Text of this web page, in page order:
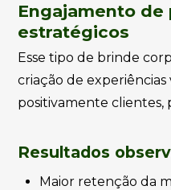
Engajamento de
estratégicos
Esse tipo de brinde
criação de
positivamente clientes,
Resultados
Maior retenção da